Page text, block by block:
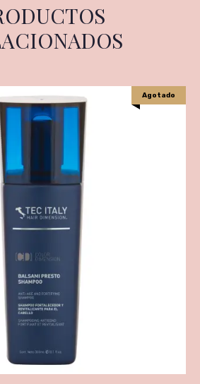
Agotado